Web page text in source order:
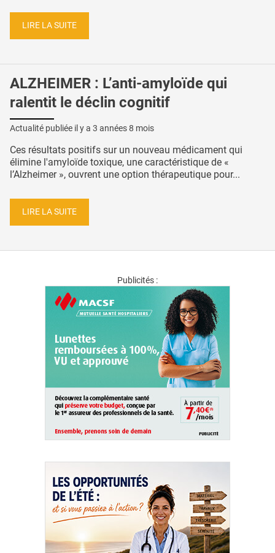
LIRE LA SUITE
ALZHEIMER : L’anti-amyloïde qui
ralentit le déclin cognitif
Actualité publiée il y a 3 années 8 mois
Ces résultats positifs sur un nouveau médicament qui
élimine l'amyloïde toxique, une caractéristique de «
l’Alzheimer », ouvrent une option thérapeutique pour...
LIRE LA SUITE
Publicités :